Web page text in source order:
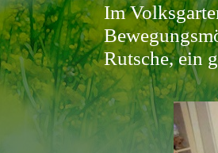
Im
Rutsche, ein